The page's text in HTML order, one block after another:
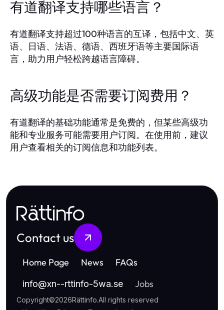
有道翻译支持哪些语言？
有道翻译支持超过100种语言的互译，包括中文、英
语、日语、法语、德语、西班牙语等主要国际语
言，助力用户轻松跨越语言障碍。
高级功能是否需要订阅费用？
有道翻译的基础功能通常是免费的，但某些高级功
能和专业服务可能需要用户订阅。在使用前，建议
用户查看相关的订阅信息和功能列表。
Rättinfo
Contact us
Home Page News FAQs
info@xn--rttinfo-5wa.se Jobs
Copyright©2026Rättinfo.All rights reserved